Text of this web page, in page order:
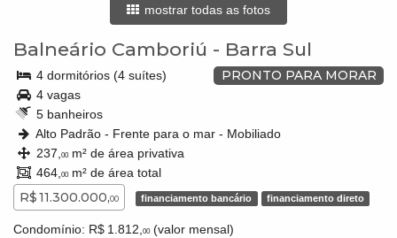
mostrar todas as fotos
Balneário Camboriú - Barra Sul
PRONTO PARA MORAR
4 dormitórios (4 suítes)
4 vagas
5 banheiros
Alto Padrão - Frente para o mar - Mobiliado
237, 00m² de área privativa
464, 00m² de área total
R$ 11.300.000,00 financiamento bancário financiamento direto
Condomínio: R$ 1.812, 00 (valor mensal)